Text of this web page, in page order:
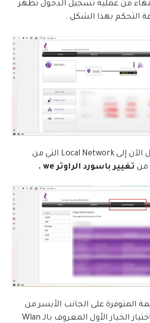
من عملية تسجيل الدخول تظهر
التحكم بهذا الشكل .
11- نقوم بالانتقال الآن إلى Local Network التي من
من تغيير باسورد الراوتر we .
المتوفرة على الجانب الأيسر من
الشاشة نقوم باختيار الخيار الأول المعروف بالـ Wlan